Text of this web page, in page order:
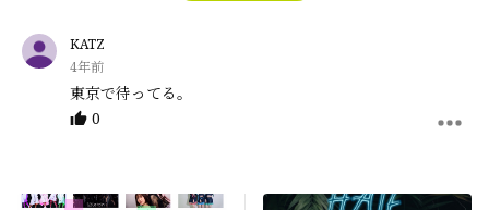
KATZ
4年前
東京で待ってる。
0